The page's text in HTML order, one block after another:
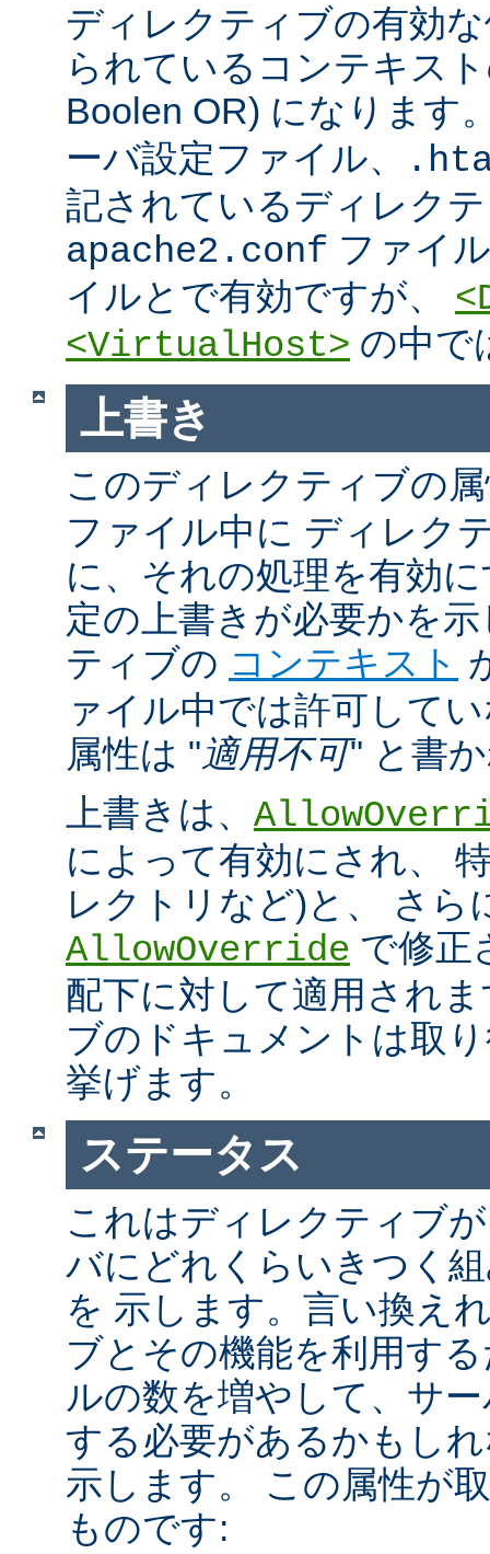
ディレクティブの有効
られているコンテキス
Boolen OR) になります
ーバ設定ファイル、
記されているディレク
apache2.conf ファイ
イルとで有効ですが、
<VirtualHost> の中で
上書き
このディレクティブの
ファイル中に ディレク
に、それの処理を有効
定の上書きが必要かを
ティブの コンテキスト
ァイル中では許可して
属性は "適用不可" と書
上書きは、
によって有効にされ、
レクトリなど)と、 さら
AllowOverride で修正
配下に対して適用され
ブのドキュメントは取
挙げます。
ステータス
これはディレクティブ
バにどれくらいきつく
を 示します。言い換え
ブとその機能を利用す
ルの数を増やして、サ
する必要があるかもし
示します。 この属性が
ものです: